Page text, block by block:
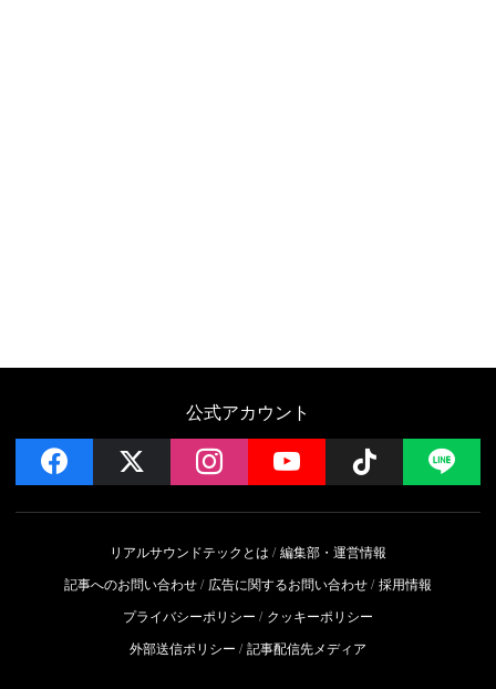
公式アカウント
facebook instagramYouTube Follow
リアルサウンドテックとは
編集部・運営情報
記事へのお問い合わせ
広告に関するお問い合わせ 採用情報
プライバシーポリシー
クッキーポリシー
外部送信ポリシー
記事配信先メディア